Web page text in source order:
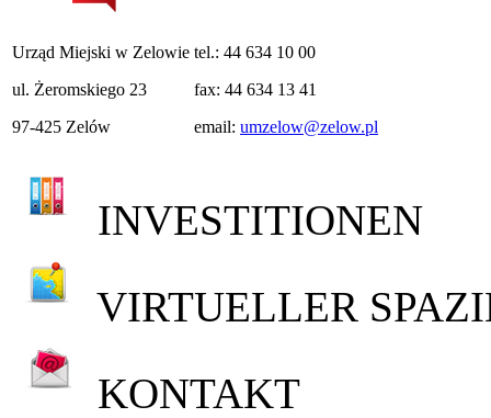
Urząd Miejski w Zelowie
ul. Żeromskiego 23
97-425 Zelów
tel.: 44 634 10 00
fax: 44 634 13 41
email: umzelow@zelow.pl
INVESTITIONEN
VIRTUELLER
KONTAKT